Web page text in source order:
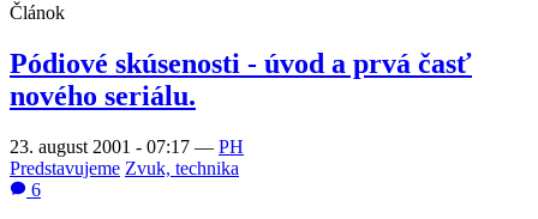
Článok
Pódiové skúsenosti - úvod a prvá časť
nového seriálu.
23. august 2001 - 07:17 — PH
Predstavujeme Zvuk, technika
6